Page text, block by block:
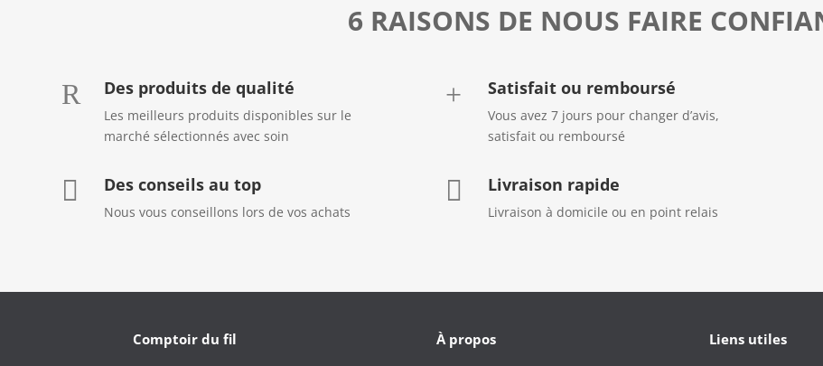
6 RAISONS DE NOUS FAIRE
R Des produits de qualité
Les meilleurs produits disponibles sur le
marché sélectionnés avec soin
 Des conseils au top
Nous vous conseillons lors de vos achats
+ Satisfait ou remboursé
Vous avez 7 jours pour changer d’avis,
satisfait ou remboursé
 Livraison rapide
Livraison à domicile ou en point relais
Comptoir du fil À propos Liens utiles